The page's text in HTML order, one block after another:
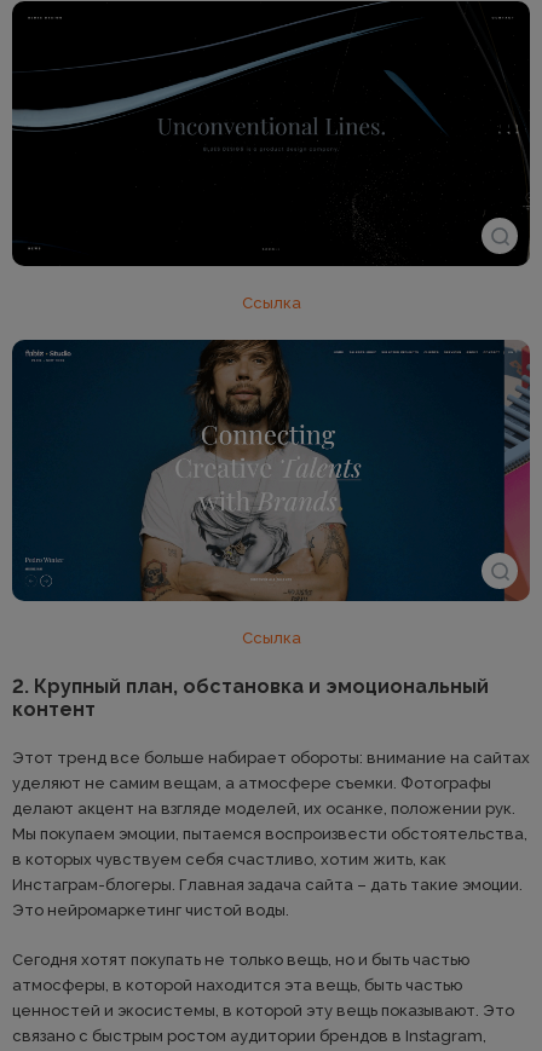
Ссылка
Ссылка
2. Крупный план, обстановка и эмоциональный
контент
Этот тренд все больше набирает обороты: внимание на сайтах
уделяют не самим вещам, а атмосфере съемки. Фотографы
делают акцент на взгляде моделей, их осанке, положении рук.
Мы покупаем эмоции, пытаемся воспроизвести обстоятельства,
в которых чувствуем себя счастливо, хотим жить, как
Инстаграм-блогеры. Главная задача сайта – дать такие эмоции.
Это нейромаркетинг чистой воды.
Сегодня хотят покупать не только вещь, но и быть частью
атмосферы, в которой находится эта вещь, быть частью
ценностей и экосистемы, в которой эту вещь показывают. Это
связано с быстрым ростом аудитории брендов в Instagram,